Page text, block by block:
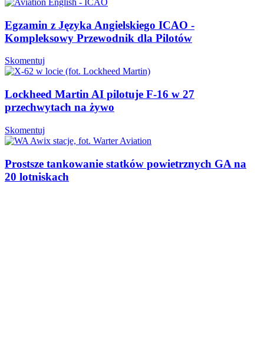
Egzamin z Języka Angielskiego ICAO -
Kompleksowy Przewodnik dla Pilotów
Skomentuj
Lockheed Martin AI pilotuje F-16 w 27
przechwytach na żywo
Skomentuj
Prostsze tankowanie statków powietrznych GA na
20 lotniskach